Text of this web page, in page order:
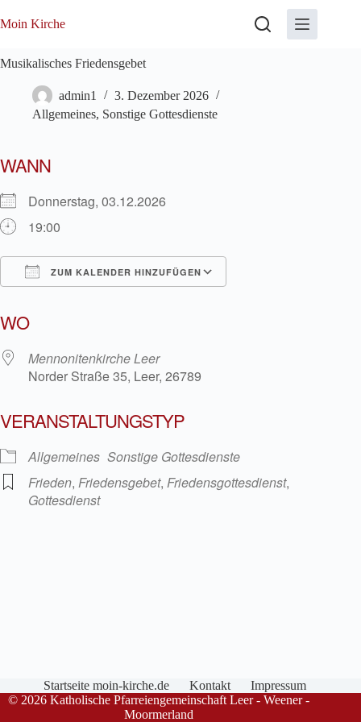
Inhalt
Moin Kirche
Musikalisches Friedensgebet
admin1
3. Dezember 2026
Allgemeines, Sonstige Gottesdienste
WANN
Donnerstag, 03.12.2026
19:00
ZUM KALENDER HINZUFÜGEN
WO
Mennonitenkirche Leer
Norder Straße 35, Leer, 26789
VERANSTALTUNGSTYP
Allgemeines Sonstige Gottesdienste
Frieden, Friedensgebet, Friedensgottesdienst,
Gottesdienst
Startseite moin-kirche.de Kontakt
Impressum
© 2026 Katholische Pfarreiengemeinschaft Leer - Weener -
Moormerland